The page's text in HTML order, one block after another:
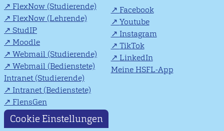
FlexNow (Studierende)
FlexNow (Lehrende)
StudIP
Moodle
Webmail (Studierende)
Webmail (Bedienstete)
Intranet (Studierende)
Intranet (Bedienstete)
FlensGen
Facebook
Youtube
Instagram
TikTok
LinkedIn
Meine HSFL-App
Cookie Einstellungen